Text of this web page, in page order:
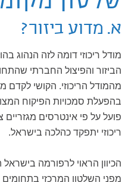
א. מדוע ביזור?
מודל ריכוזי דומה לזה הנהוג
הביזור והפיצול החברתי
מהמודל הריכוזי. הקושי
בהפעלת סמכויות הפיקוח
פועל על פי אינטרסים
ריכוזי יתפקד כהלכה בישראל.
הכיוון הראוי לרפורמה
מפני השלטון המרכזי